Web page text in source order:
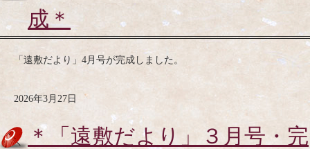
成＊
「遠敷だより」4月号が完成しました。
2026年3月27日
＊「遠敷だより」３月号・完